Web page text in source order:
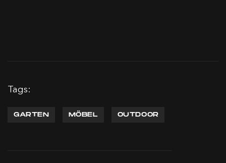
Tags:
GARTEN MÖBEL OUTDOOR